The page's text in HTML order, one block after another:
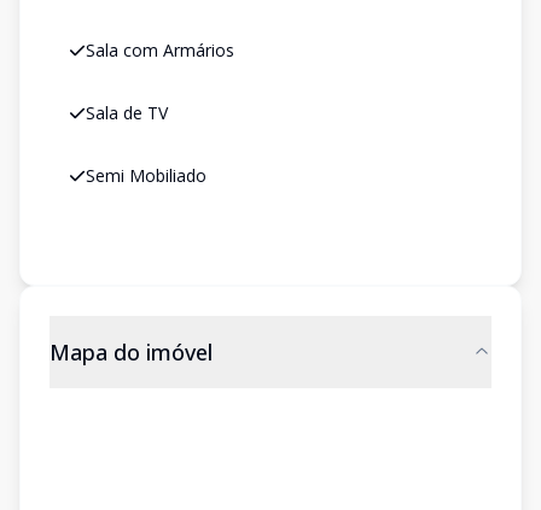
Sala com Armários
Sala de TV
Semi Mobiliado
Mapa do imóvel